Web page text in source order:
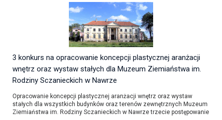
3 konkurs na opracowanie koncepcji plastycznej aranżacji
wnętrz oraz wystaw stałych dla Muzeum Ziemiaństwa im.
Rodziny Sczanieckich w Nawrze
Opracowanie koncepcji plastycznej aranżacji wnętrz oraz wystaw
stałych dla wszystkich budynków oraz terenów zewnętrznych Muzeum
Ziemiaństwa im. Rodziny Sczanieckich w Nawrze trzecie postępowanie